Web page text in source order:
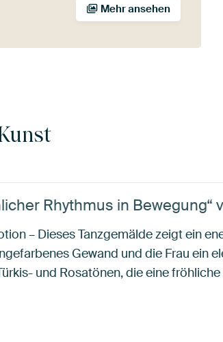
Mehr ansehen
Rhythmus in
– Dieses Tanzgemälde zeigt ein
Gewand und die Frau ein
und Rosatönen, die eine